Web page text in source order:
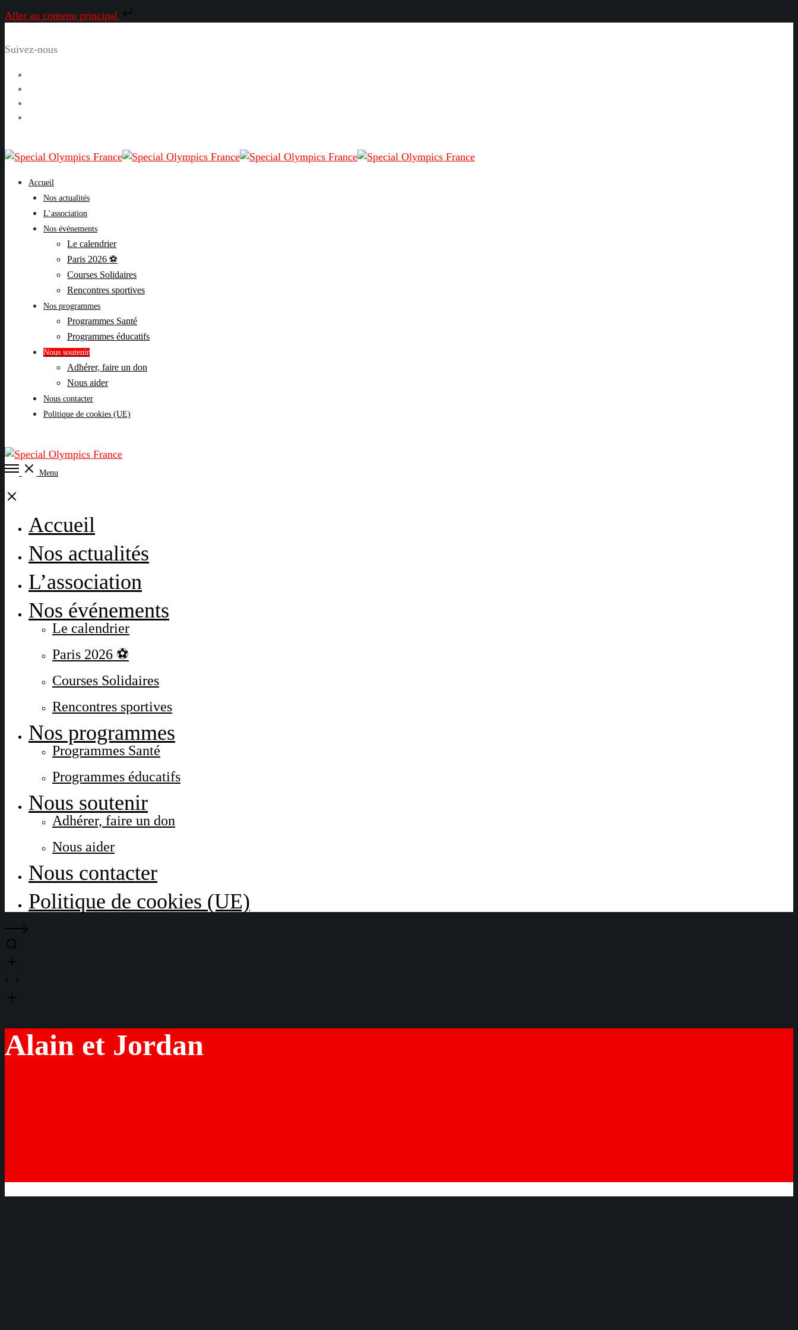
Aller au contenu principal
Suivez-nous
Accueil
Nos actualités
L’association
Nos événements
Le calendrier
Paris 2026 ⚽
Courses Solidaires
Rencontres sportives
Nos programmes
Programmes Santé
Programmes éducatifs
Nous soutenir
Adhérer, faire un don
Nous aider
Nous contacter
Politique de cookies (UE)
Open
Menu
Close
Accueil
Nos actualités
L’association
Nos événements
Le calendrier
Paris 2026 ⚽
Courses Solidaires
Rencontres sportives
Nos programmes
Programmes Santé
Programmes éducatifs
Nous soutenir
Adhérer, faire un don
Nous aider
Nous contacter
Politique de cookies (UE)
Alain et Jordan